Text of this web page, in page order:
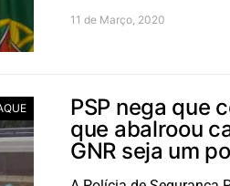
11 de Março, 2020
PSP nega que
que abalroou
GNR seja um